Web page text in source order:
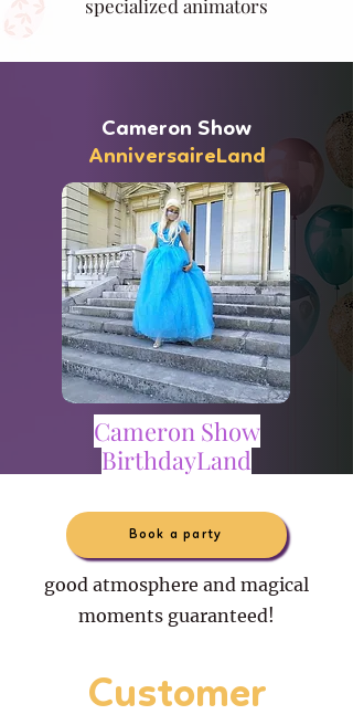
specialized animators
Cameron Show
AnniversaireLand
Cameron Show
BirthdayLand
Book a party
good atmosphere and magical
moments guaranteed!
Customer